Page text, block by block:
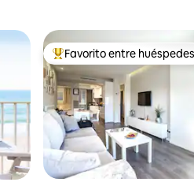
De los mejores en Favorito
Favorito entre huéspedes